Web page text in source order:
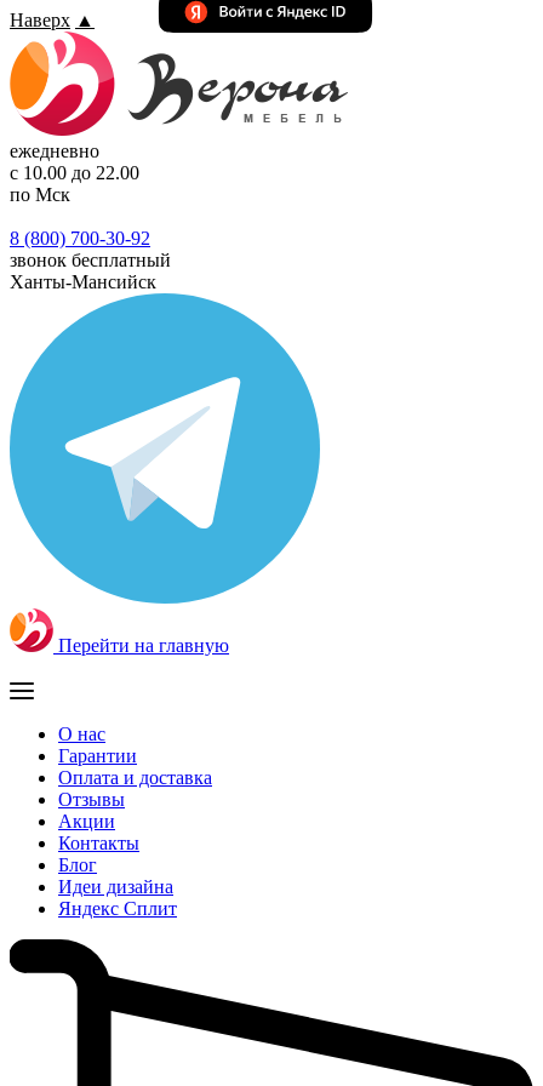
Наверх ▲
ежедневно
с 10.00 до 22.00
по Мск
8 (800) 700-30-92
звонок бесплатный
Ханты-Мансийск
Перейти на главную
О нас
Гарантии
Оплата и доставка
Отзывы
Акции
Контакты
Блог
Идеи дизайна
Яндекс Сплит